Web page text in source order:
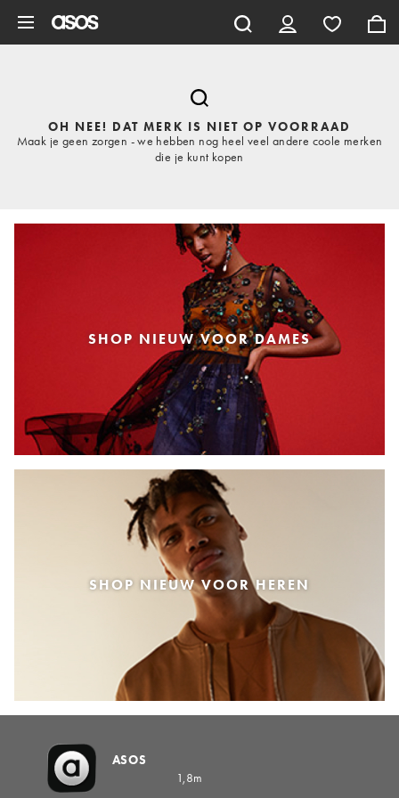
OH NEE! DAT MERK IS NIET OP VOORRAAD
Maak je geen zorgen - we hebben nog heel veel andere coole merken
die je kunt kopen
SHOP NIEUW VOOR DAMES
SHOP NIEUW VOOR HEREN
ASOS
1,8m